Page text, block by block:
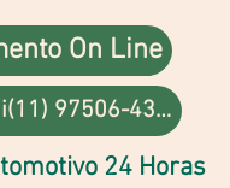
On Line
97506-4324
24 Horas